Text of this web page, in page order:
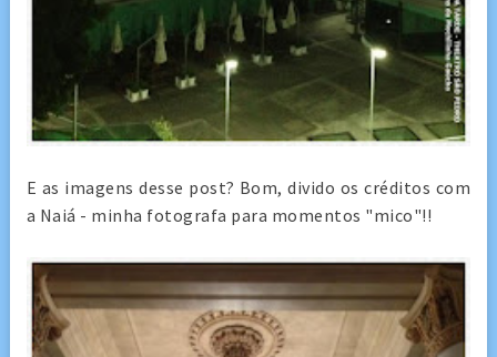
E as imagens desse post? Bom, divido os créditos com
a Naiá - minha fotografa para momentos "mico"!!